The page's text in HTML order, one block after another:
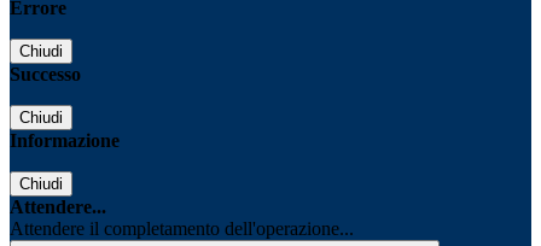
Errore
Chiudi
Successo
Chiudi
Informazione
Chiudi
Attendere...
Attendere il completamento dell'operazione...